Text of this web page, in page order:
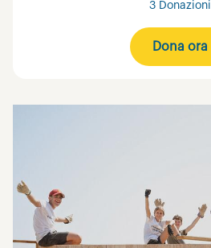
3 Donazioni
Dona ora